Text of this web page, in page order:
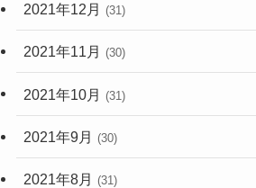
2021年12月 (31)
2021年11月 (30)
2021年10月 (31)
2021年9月 (30)
2021年8月 (31)